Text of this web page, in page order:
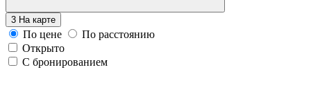
3 На карте
По цене
По расстоянию
Открыто
С бронированием